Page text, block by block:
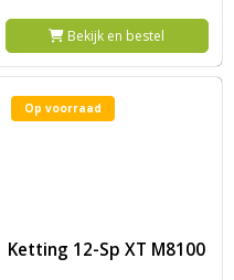
Bekijk en bestel
Op voorraad
Ketting 12-Sp XT M8100